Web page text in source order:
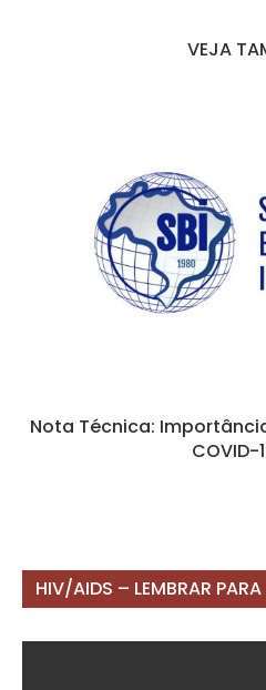
VEJA
Nota Técnica:
COVID-
HIV/AIDS – LEMBRAR